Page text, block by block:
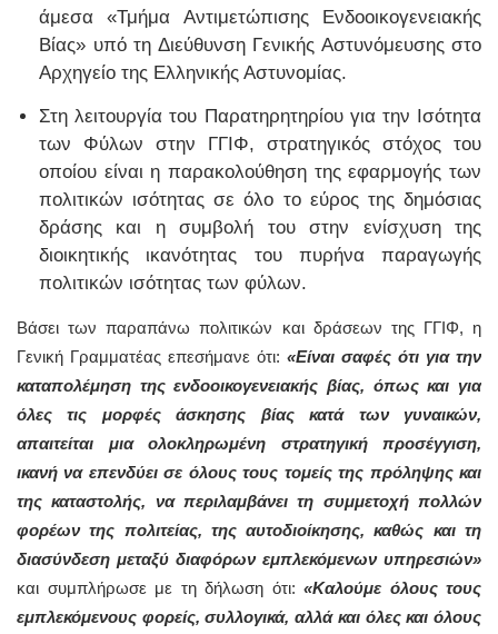
άμεσα «Τμήμα Αντιμετώπισης Ενδοοικογενειακής
Βίας» υπό τη Διεύθυνση Γενικής Αστυνόμευσης στο
Αρχηγείο της Ελληνικής Αστυνομίας.
Στη λειτουργία του Παρατηρητηρίου για την Ισότητα
των Φύλων στην ΓΓΙΦ, στρατηγικός στόχος του
οποίου είναι η παρακολούθηση της εφαρμογής των
πολιτικών ισότητας σε όλο το εύρος της δημόσιας
δράσης και η συμβολή του στην ενίσχυση της
διοικητικής ικανότητας του πυρήνα παραγωγής
πολιτικών ισότητας των φύλων.
Βάσει των παραπάνω πολιτικών και δράσεων της ΓΓΙΦ, η
Γενική Γραμματέας επεσήμανε ότι: «Είναι σαφές ότι για την
καταπολέμηση της ενδοοικογενειακής βίας, όπως και για
όλες τις μορφές άσκησης βίας κατά των γυναικών,
απαιτείται μια ολοκληρωμένη στρατηγική προσέγγιση,
ικανή να επενδύει σε όλους τους τομείς της πρόληψης και
της καταστολής, να περιλαμβάνει τη συμμετοχή πολλών
φορέων της πολιτείας, της αυτοδιοίκησης, καθώς και τη
διασύνδεση μεταξύ διαφόρων εμπλεκόμενων υπηρεσιών»
και συμπλήρωσε με τη δήλωση ότι: «Καλούμε όλους τους
εμπλεκόμενους φορείς, συλλογικά, αλλά και όλες και όλους